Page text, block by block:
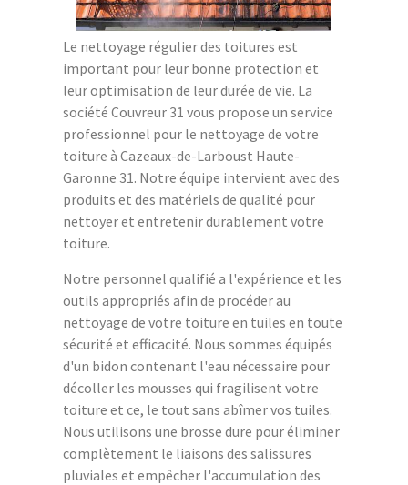
Le nettoyage régulier des toitures est
important pour leur bonne protection et
leur optimisation de leur durée de vie. La
société Couvreur 31 vous propose un service
professionnel pour le nettoyage de votre
toiture à Cazeaux-de-Larboust Haute-
Garonne 31. Notre équipe intervient avec des
produits et des matériels de qualité pour
nettoyer et entretenir durablement votre
toiture.
Notre personnel qualifié a l'expérience et les
outils appropriés afin de procéder au
nettoyage de votre toiture en tuiles en toute
sécurité et efficacité. Nous sommes équipés
d'un bidon contenant l'eau nécessaire pour
décoller les mousses qui fragilisent votre
toiture et ce, le tout sans abîmer vos tuiles.
Nous utilisons une brosse dure pour éliminer
complètement le liaisons des salissures
pluviales et empêcher l'accumulation des